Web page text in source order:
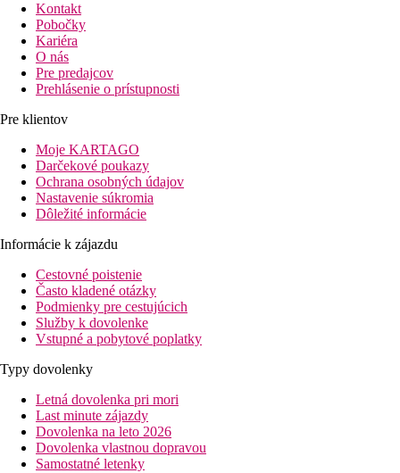
Kontakt
Pobočky
Kariéra
O nás
Pre predajcov
Prehlásenie o prístupnosti
Pre klientov
Moje KARTAGO
Darčekové poukazy
Ochrana osobných údajov
Nastavenie súkromia
Dôležité informácie
Informácie k zájazdu
Cestovné poistenie
Často kladené otázky
Podmienky pre cestujúcich
Služby k dovolenke
Vstupné a pobytové poplatky
Typy dovolenky
Letná dovolenka pri mori
Last minute zájazdy
Dovolenka na leto 2026
Dovolenka vlastnou dopravou
Samostatné letenky